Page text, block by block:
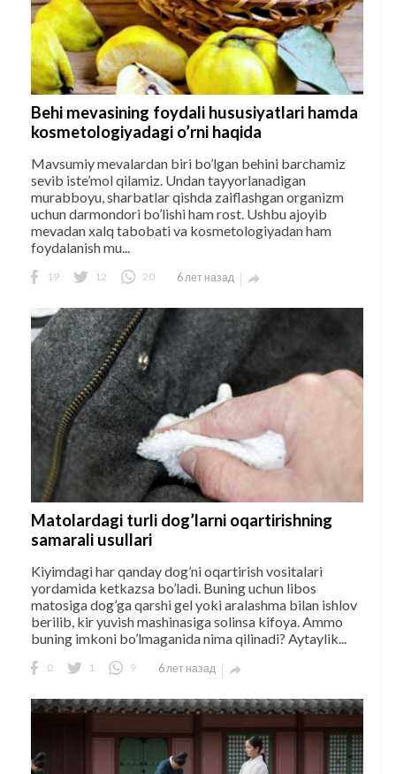
Behi mevasining foydali hususiyatlari hamda
kosmetologiyadagi o’rni haqida
Mavsumiy mevalardan biri bo’lgan behini barchamiz
sevib iste’mol qilamiz. Undan tayyorlanadigan
murabboyu, sharbatlar qishda zaiflashgan organizm
uchun darmondori bo’lishi ham rost. Ushbu ajoyib
mevadan xalq tabobati va kosmetologiyadan ham
foydalanish mu...
19 12 20 6 лет назад 
Matolardagi turli dog’larni oqartirishning
samarali usullari
Kiyimdagi har qanday dog’ni oqartirish vositalari
yordamida ketkazsa bo’ladi. Buning uchun libos
matosiga dog’ga qarshi gel yoki aralashma bilan ishlov
berilib, kir yuvish mashinasiga solinsa kifoya. Ammo
buning imkoni bo’lmaganida nima qilinadi? Aytaylik...
0 1 9 6 лет назад 